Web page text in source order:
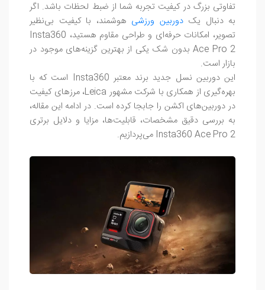
تفاوتی بزرگ در کیفیت تجربه شما از ضبط لحظات باشد. اگر
به دنبال یکدوربین ورزشی هوشمند، با کیفیت بی‌نظیر
تصویر، امکانات حرفه‌ای و طراحی مقاوم هستید، Insta360
Ace Pro 2 بدون شک یکی از بهترین گزینه‌های موجود در
بازار است.
این دوربین نسل جدید برند معتبر Insta360 است که با
بهره‌گیری از همکاری با شرکت مشهور Leica، مرزهای کیفیت
در دوربین‌های اکشن را جابجا کرده است. در ادامه این مقاله،
به بررسی دقیق مشخصات، قابلیت‌ها، مزایا و دلایل برتری
Insta360 Ace Pro 2 می‌پردازیم.